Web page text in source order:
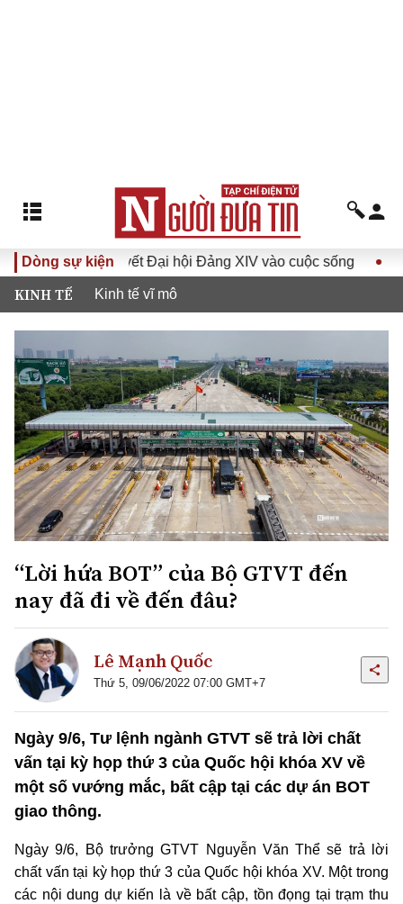
Dòng sự kiện
Nghị quyết Đại hội Đảng XIV vào cuộc sống Hướng tới
KINH TẾ Kinh tế vĩ mô
“Lời hứa BOT” của Bộ GTVT đến
nay đã đi về đến đâu?
Lê Mạnh Quốc
Thứ 5, 09/06/2022 07:00 GMT+7
Ngày 9/6, Tư lệnh ngành GTVT sẽ trả lời chất
vấn tại kỳ họp thứ 3 của Quốc hội khóa XV về
một số vướng mắc, bất cập tại các dự án BOT
giao thông.
Ngày 9/6, Bộ trưởng GTVT Nguyễn Văn Thể sẽ trả lời
chất vấn tại kỳ họp thứ 3 của Quốc hội khóa XV. Một trong
các nội dung dự kiến là về bất cập, tồn đọng tại trạm thu